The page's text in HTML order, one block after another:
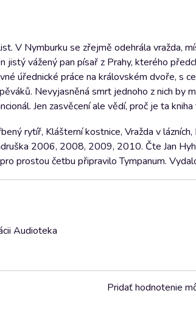
V Nymburku se zřejmě odehrála vražda,
vážený pan písař z Prahy, kterého
úřednické práce na královském dvoře, s
Nevyjasněná smrt jednoho z nich by
Jen zasvěcení ale vědí, proč je ta kniha
rytíř, Klášterní kostnice, Vražda v
2006, 2008, 2009, 2010. Čte Jan
prostou četbu připravilo Tympanum.
Audioteka
Pridať hodnotenie